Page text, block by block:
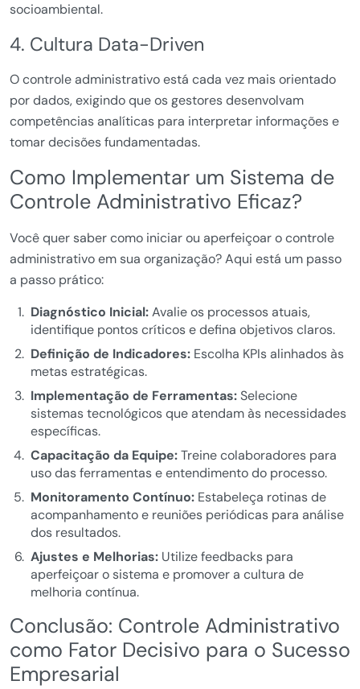
socioambiental.
4. Cultura Data-Driven
O controle administrativo está cada vez mais orientado
por dados, exigindo que os gestores desenvolvam
competências analíticas para interpretar informações e
tomar decisões fundamentadas.
Como Implementar um Sistema de
Controle Administrativo Eficaz?
Você quer saber como iniciar ou aperfeiçoar o controle
administrativo em sua organização? Aqui está um passo
a passo prático:
Diagnóstico Inicial:Avalie os processos atuais,
identifique pontos críticos e defina objetivos claros.
Definição de Indicadores:Escolha KPIs alinhados às
metas estratégicas.
Implementação de Ferramentas:Selecione
sistemas tecnológicos que atendam às necessidades
específicas.
Capacitação da Equipe:Treine colaboradores para
uso das ferramentas e entendimento do processo.
Monitoramento Contínuo:Estabeleça rotinas de
acompanhamento e reuniões periódicas para análise
dos resultados.
Ajustes e Melhorias:Utilize feedbacks para
aperfeiçoar o sistema e promover a cultura de
melhoria contínua.
Conclusão: Controle Administrativo
como Fator Decisivo para o Sucesso
Empresarial